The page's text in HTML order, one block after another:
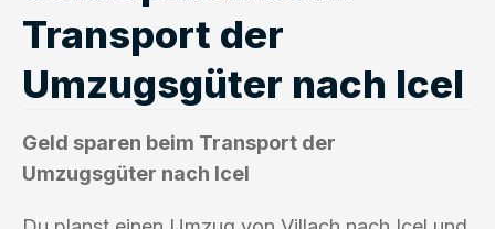
Transport der
Umzugsgüter nach Icel
Geld sparen beim Transport der
Umzugsgüter nach Icel